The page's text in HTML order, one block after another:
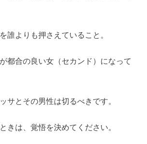
誰よりも押さえていること。
都合の良い女（セカンド）になって
サとその男性は切るべきです。
きは、覚悟を決めてください。